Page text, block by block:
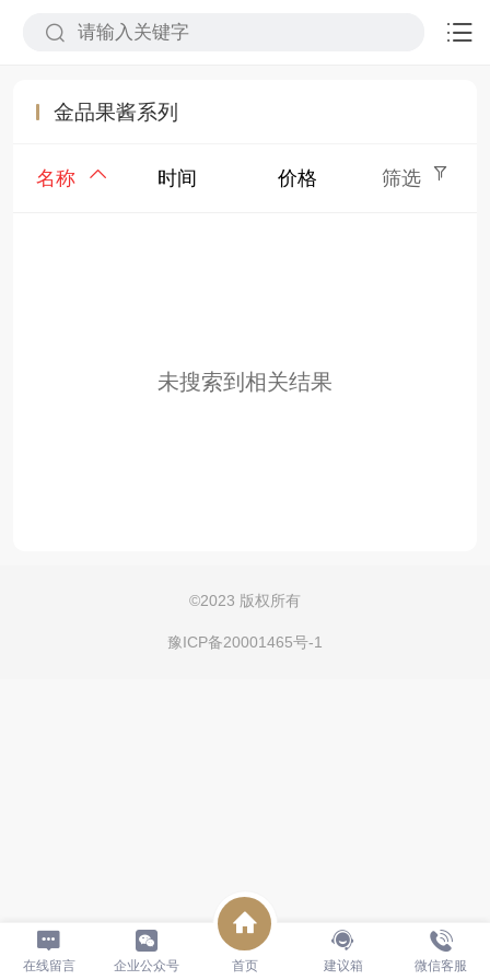
金品果酱系列
名称 时间 价格 筛选
未搜索到相关结果
©2023 版权所有
豫ICP备20001465号-1
在线留言 企业公众号 首页 建议箱 微信客服